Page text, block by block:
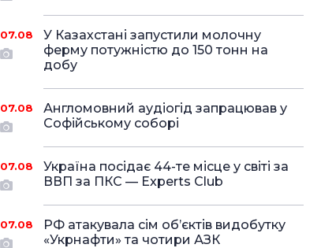
07.08
У Казахстані запустили молочну
ферму потужністю до 150 тонн на
добу
07.08
Англомовний аудіогід запрацював у
Софійському соборі
07.08
Україна посідає 44-те місце у світі за
ВВП за ПКС — Experts Club
07.08
РФ атакувала сім об’єктів видобутку
«Укрнафти» та чотири АЗК